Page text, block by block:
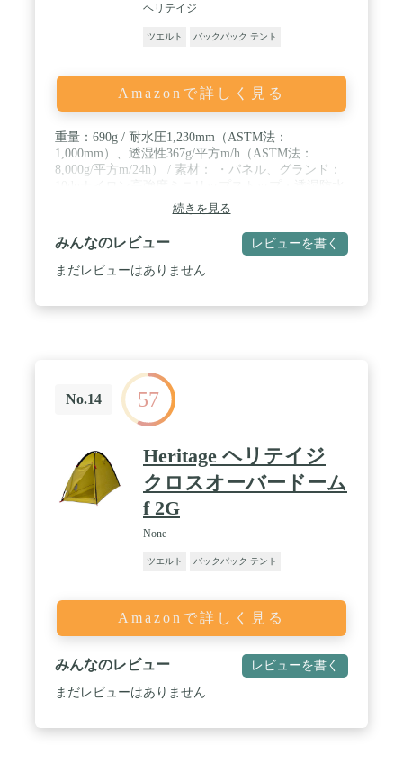
ヘリテイジ
ツエルト バックパック テント
Amazonで詳しく見る
重量：690g / 耐水圧1,230mm（ASTM法：
1,000mm）、透湿性367g/平方m/h（ASTM法：
8,000g/平方m/24h） / 素材： ・パネル、グランド：
PUコーティング（日本製） ・ポールスリーブ：
10dnナイロン高強度ミニリップストップ・ACコー
ティング（日本製） ・ポール：アルミ合金中空ポー
ル（7001-T6）7.5mm径ショックコード内蔵 / ※ご注
意ください!! クロスオーバードームは一般のテント
続きを見る
みんなのレビュー レビューを書く
まだレビューはありません
No.14 57
Heritage ヘリテイジ
クロスオーバードーム
f 2G
None
ツエルト バックパック テント
Amazonで詳しく見る
みんなのレビュー レビューを書く
まだレビューはありません